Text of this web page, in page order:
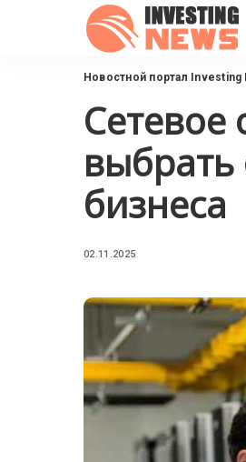
Новостной портал
Сетевое
бизнеса
02.11.2025